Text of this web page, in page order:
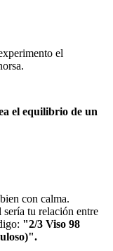
el equilibrio de un
con calma.
sería tu relación entre
"2/3 Viso 98